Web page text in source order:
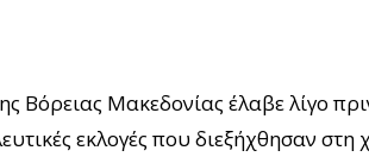
Βόρειας Μακεδονίας έλαβε λίγο
εκλογές που διεξήχθησαν στη